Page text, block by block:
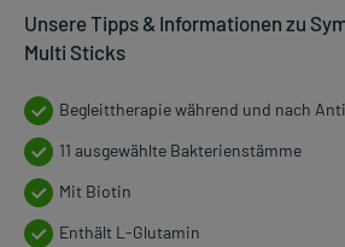
Unsere Tipps & Informationen zu
Multi Sticks
Begleittherapie während und nach
11 ausgewählte Bakterienstämme
Mit Biotin
Enthält L-Glutamin